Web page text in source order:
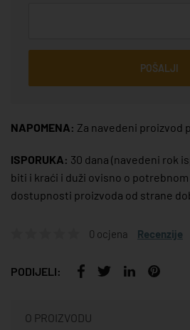
POŠALJI
NAPOMENA: Za navedeni proizvod
ISPORUKA: 30 dana (navedeni rok
biti i kraći i duži ovisno o
dostupnosti proizvoda od strane
0 ocjena Recenzije
PODIJELI:
O PROIZVODU